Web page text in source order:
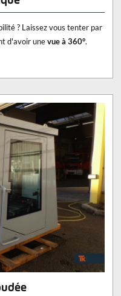
? Laissez vous tenter par
d'avoir unevue à 360°.